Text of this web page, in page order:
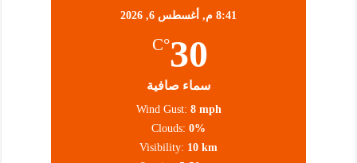
8:41 م, أغسطس 6, 2026
30
°C
سماء صافية
Wind Gust: 8 mph
Clouds: 0%
Visibility: 10 km